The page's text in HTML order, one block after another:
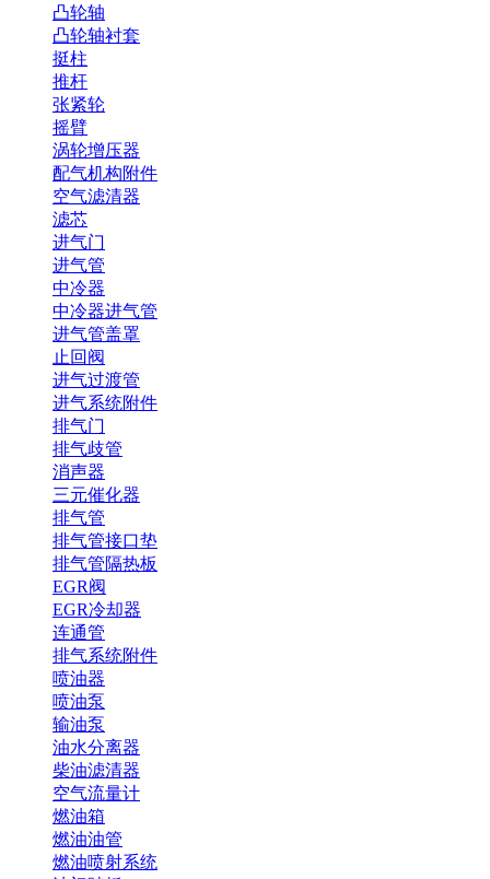
凸轮轴
凸轮轴衬套
挺柱
推杆
张紧轮
摇臂
涡轮增压器
配气机构附件
空气滤清器
滤芯
进气门
进气管
中冷器
中冷器进气管
进气管盖罩
止回阀
进气过渡管
进气系统附件
排气门
排气歧管
消声器
三元催化器
排气管
排气管接口垫
排气管隔热板
EGR阀
EGR冷却器
连通管
排气系统附件
喷油器
喷油泵
输油泵
油水分离器
柴油滤清器
空气流量计
燃油箱
燃油油管
燃油喷射系统